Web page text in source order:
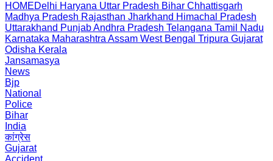
HOMEDelhi Haryana Uttar Pradesh Bihar Chhattisgarh
Madhya Pradesh Rajasthan Jharkhand Himachal Pradesh
Uttarakhand PunjabAndhra Pradesh Telangana Tamil Nadu
Karnataka Maharashtra Assam West Bengal Tripura Gujarat
Odisha Kerala
Jansamasya
News
Bjp
National
Police
Bihar
India
कांग्रेस
Gujarat
Accident